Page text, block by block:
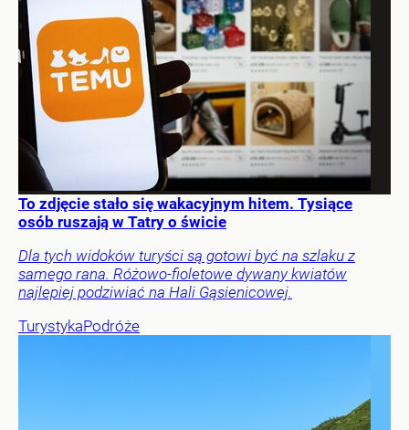
To zdjęcie stało się wakacyjnym hitem. Tysiące
osób ruszają w Tatry o świcie
Dla tych widoków turyści są gotowi być na szlaku z
samego rana. Różowo-fioletowe dywany kwiatów
najlepiej podziwiać na Hali Gąsienicowej.
TurystykaPodróże